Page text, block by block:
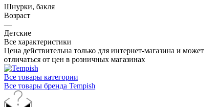
Шнурки, бакля
Возраст
—
Детские
Все характеристики
Цена действительна только для интернет-магазина и может
отличаться от цен в розничных магазинах
Все товары категории
Все товары бренда Tempish